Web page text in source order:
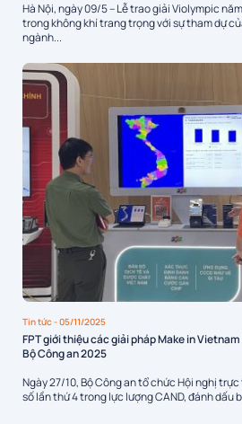
Hà Nội, ngày 09/5 – Lễ trao giải Violympic
trong không khí trang trọng với sự tham dự
ngành...
Tin tức- 05/11/2025
FPT giới thiệu các giải pháp Make in
Bộ Công an 2025
Ngày 27/10, Bộ Công an tổ chức Hội nghị
số lần thứ 4 trong lực lượng CAND, đánh dấu